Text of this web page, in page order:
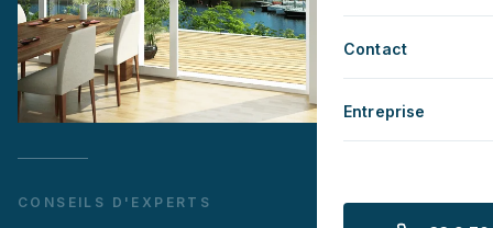
Contact
Entreprise
CONSEILS D'EXPERTS